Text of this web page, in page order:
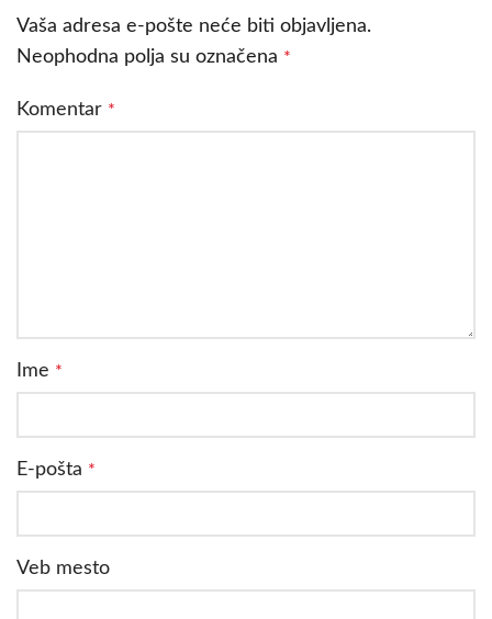
Vaša adresa e-pošte neće biti objavljena.
Neophodna polja su označena *
Komentar *
Ime *
E-pošta *
Veb mesto